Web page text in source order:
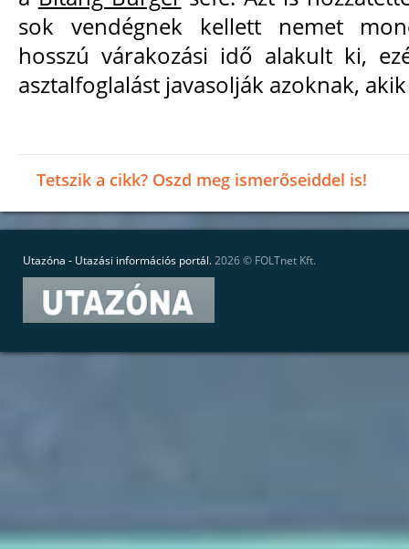
sok vendégnek kellett nemet
hosszú várakozási idő alakult ki,
asztalfoglalást javasolják azoknak,
Tetszik a cikk? Oszd meg ismerőseiddel is!
Utazóna - Utazási információs portál.2026 © FOLTnet Kft.